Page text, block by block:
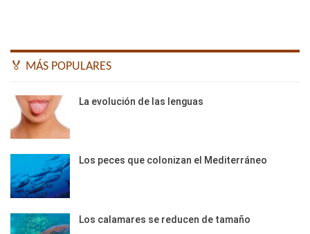
🏅 MÁS POPULARES
La evolución de las lenguas
Los peces que colonizan el Mediterráneo
Los calamares se reducen de tamaño